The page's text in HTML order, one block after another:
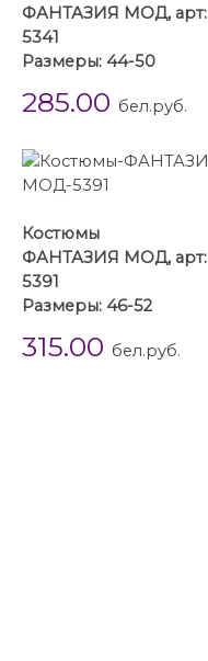
ФАНТАЗИЯ МОД, арт:
5341
Размеры: 44-50
285.00 бел.руб.
Костюмы
ФАНТАЗИЯ МОД, арт:
5391
Размеры: 46-52
315.00 бел.руб.